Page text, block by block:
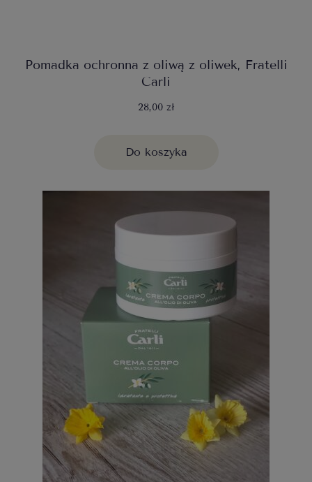
Pomadka ochronna z oliwą z oliwek, Fratelli
Carli
28,00 zł
Do koszyka